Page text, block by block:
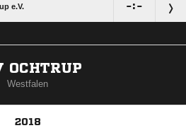
e.V. :
OCHTRUP
Westfalen
2018